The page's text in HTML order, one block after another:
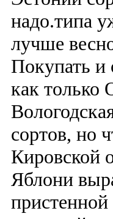
надо.типа
лучше
Покупать и
как только
сортов, но
Кировской
Яблони